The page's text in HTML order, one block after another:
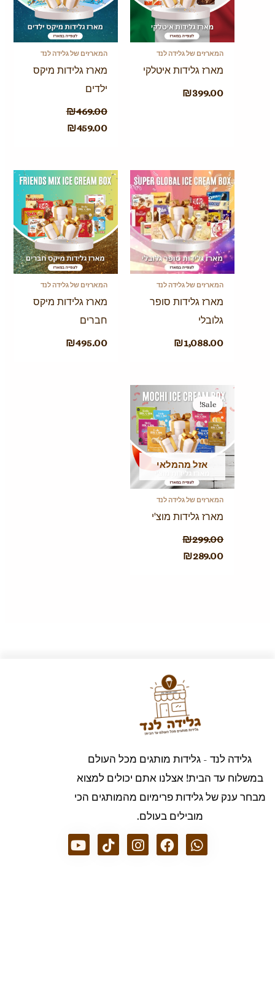
המארזים של גלידה לנד
מארז גלידות איטלקי
₪399.00
המארזים של גלידה לנד
מארז גלידות מיקס
ילדים
₪469.00
₪459.00
המארזים של גלידה לנד
מארז גלידות סופר
גלובלי
₪1,088.00
המארזים של גלידה לנד
מארז גלידות מיקס
חברים
₪495.00
Sale!
אזל מהמלאי
Sale!
המארזים של גלידה לנד
מארז גלידות מוצ'י
₪299.00
המחיר
המקורי
היה:
₪299.00.
₪289.00
המחיר
הנוכחי
הוא:
₪289.00.
גלידה לנד - גלידות מותגים מכל העולם
במשלוח עד הבית! אצלנו אתם יכולים למצוא
מבחר ענק של גלידות פרימיום מהמותגים הכי
מובילים בעולם.